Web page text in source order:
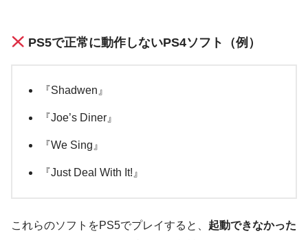
PS5で正常に動作しないPS4ソフト（例）
『Shadwen』
『Joe’s Diner』
『We Sing』
『Just Deal With It!』
これらのソフトをPS5でプレイすると、 起動できなかった